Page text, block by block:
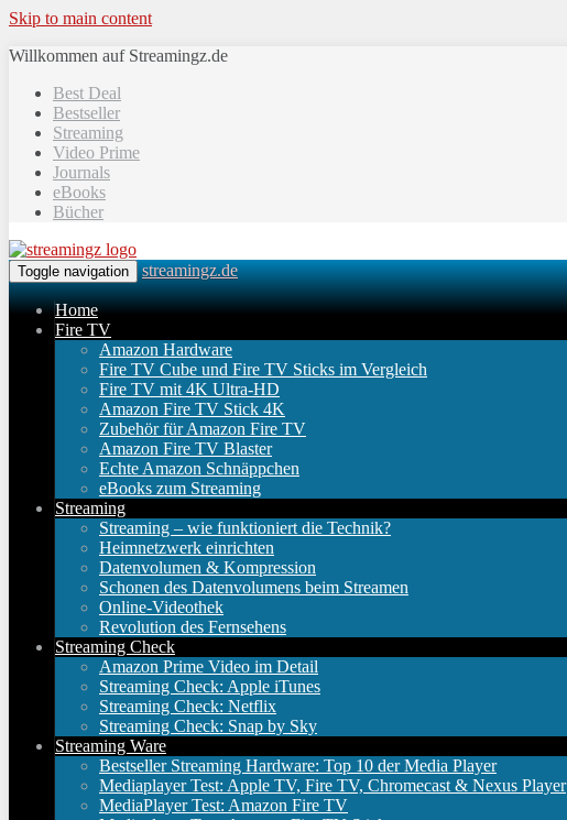
Skip to main content
Willkommen auf Streamingz.de
Best Deal
Bestseller
Streaming
Video Prime
Journals
eBooks
Bücher
Toggle navigation streamingz.de
Home
Fire TV
Amazon Hardware
Fire TV Cube und Fire TV Sticks im Vergleich
Fire TV mit 4K Ultra-HD
Amazon Fire TV Stick 4K
Zubehör für Amazon Fire TV
Amazon Fire TV Blaster
Echte Amazon Schnäppchen
eBooks zum Streaming
Streaming
Streaming – wie funktioniert die Technik?
Heimnetzwerk einrichten
Datenvolumen & Kompression
Schonen des Datenvolumens beim Streamen
Online-Videothek
Revolution des Fernsehens
Streaming Check
Amazon Prime Video im Detail
Streaming Check: Apple iTunes
Streaming Check: Netflix
Streaming Check: Snap by Sky
Streaming Ware
Bestseller Streaming Hardware: Top 10 der Media Player
Mediaplayer Test: Apple TV, Fire TV, Chromecast & Nexus Player
MediaPlayer Test: Amazon Fire TV